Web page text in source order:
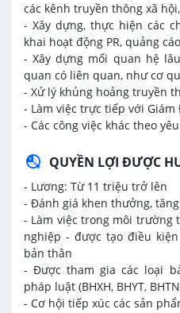
các kênh truyền thông xã
- Xây dựng, thực hiện các
khai hoạt động PR, quảng
- Xây dựng mối quan hệ
quan có liên quan, như cơ
- Xử lý khủng hoảng truyền
- Làm việc trực tiếp với Giám
- Các công việc khác theo
QUYỀN LỢI ĐƯỢC
- Lương: Từ 11 triệu trở lên
- Đánh giá khen thưởng,
- Làm việc trong môi trường
nghiệp - được tạo điều
bản thân
- Được tham gia các loại
pháp luật (BHXH, BHYT,
- Cơ hội tiếp xúc các sản